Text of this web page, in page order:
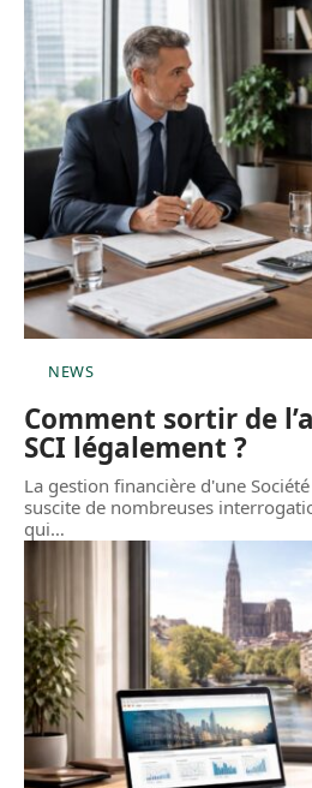
NEWS
Comment sortir de
SCI légalement ?
La gestion financière d'une
suscite de nombreuses
qui…